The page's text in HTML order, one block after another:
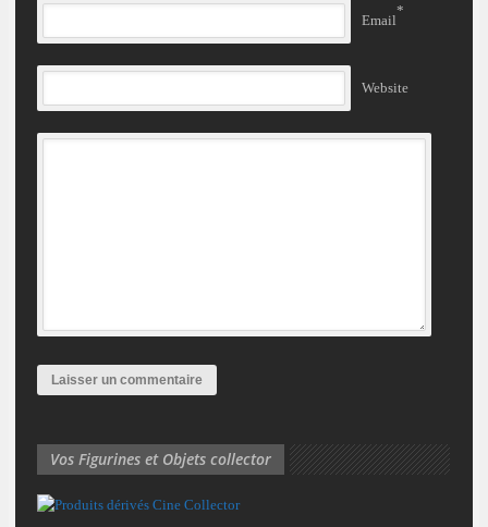
Email
*
Website
Vos Figurines et Objets collector